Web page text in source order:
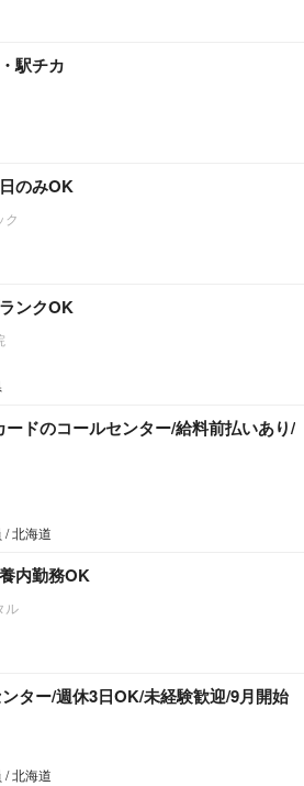
駅チカ
のみOK
ク
ンクOK
ードのコールセンター/給料前払いあり/
/ 北海道
内勤務OK
ル
ター/週休3日OK/未経験歓迎/9月開始
/ 北海道